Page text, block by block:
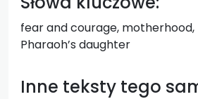
fear and courage, motherhood,
Pharaoh’s daughter
Inne teksty tego